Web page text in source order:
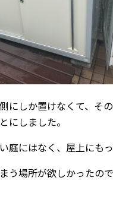
にしか置けなくて、そ
にしました。
庭にはなく、屋上にもっ
う場所が欲しかったの